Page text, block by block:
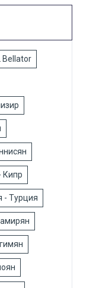
Bellator
Кипр
- Турция